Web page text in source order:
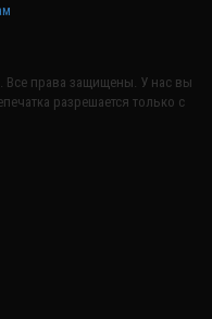
Все права защищены. У нас вы
разрешается только с